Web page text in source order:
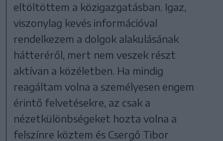
eltöltöttem a közigazgatásban. Igaz,
viszonylag kevés információval
rendelkezem a dolgok alakulásának
hátteréről, mert nem veszek részt
aktívan a közéletben. Ha mindig
reagáltam volna a személyesen engem
érintő felvetésekre, az csak a
nézetkülönbségeket hozta volna a
felszínre köztem és Csergő Tibor